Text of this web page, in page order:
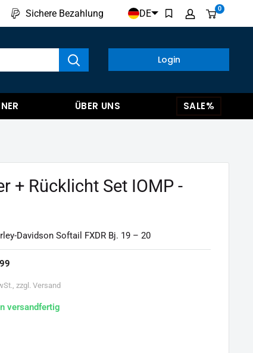
Sichere Bezahlung DE 0
Login
ÜBER UNS SALE%
+ Rücklicht Set IOMP -
Davidson Softail FXDR Bj. 19 – 20
zzgl. Versand
versandfertig